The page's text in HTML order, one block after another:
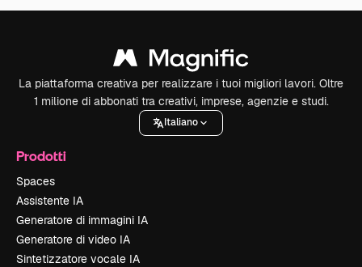
La piattaforma creativa per realizzare i tuoi migliori lavori. Oltre
1 milione di abbonati tra creativi, imprese, agenzie e studi.
Italiano
Prodotti
Spaces
Assistente IA
Generatore di immagini IA
Generatore di video IA
Sintetizzatore vocale IA